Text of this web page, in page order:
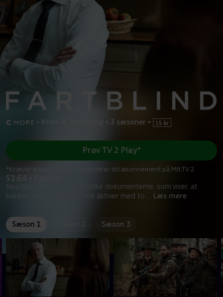
• Krimi & Spænding 3 sæsoner •
S1:E4 • Farkas
Bea lykkedes med at fortolke dokumenterne, som viser, at
banken overvurderede sine aktiver med to... Læs mere
Prøv TV 2 Play*
*Kræver pakken Basis. Administrer dit abonnement på Mit TV 2.
Sæson 1 Sæson 3